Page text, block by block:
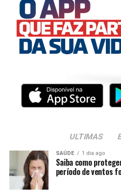
ULTIMAS
SAÚDE 1 dia ago
Saiba como
período de ventos